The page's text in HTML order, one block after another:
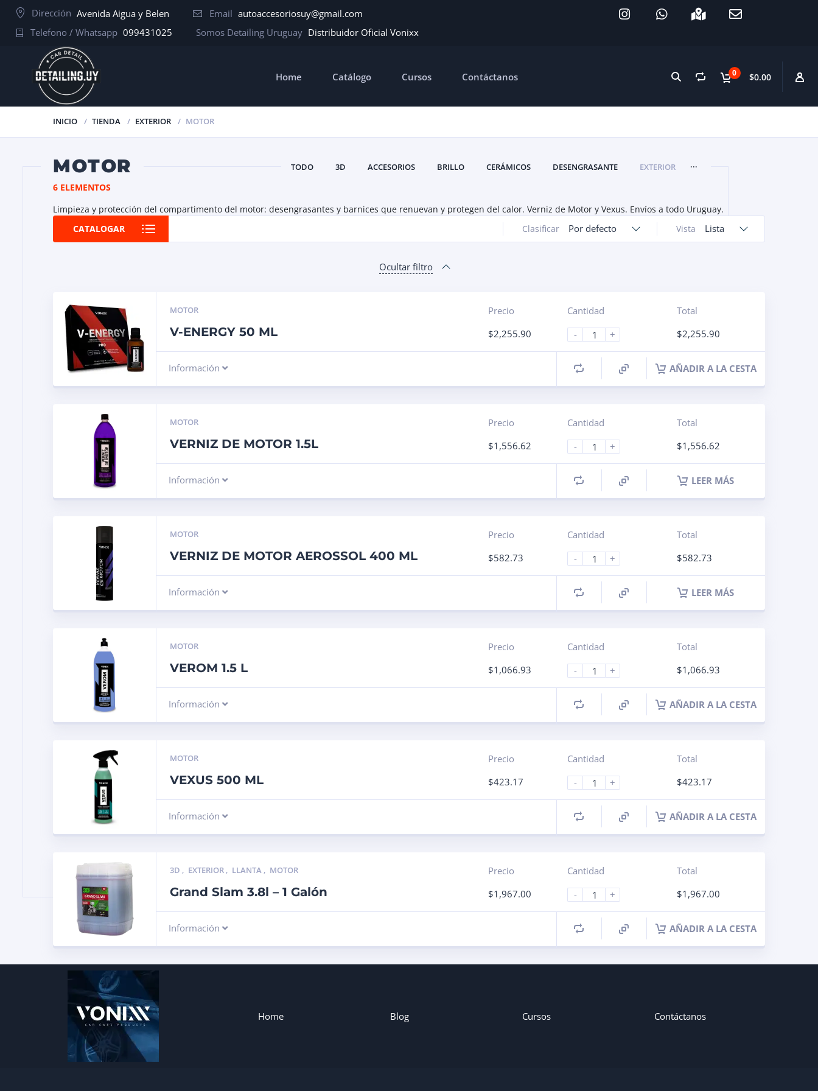
Dirección Avenida Aigua y Belen Email autoaccesoriosuy@gmail.com
Telefono / Whatsapp 099431025 Somos Detailing Uruguay Distribuidor Oficial Vonixx
0 $0.00
Home Catálogo Cursos Contáctanos
INICIO TIENDA EXTERIOR MOTOR
MOTOR TODO 3D ACCESORIOS BRILLO CERÁMICOS DESENGRASANTE EXTERIOR ...
6 ELEMENTOS
Limpieza y protección del compartimento del motor: desengrasantes y barnices que renuevan y protegen del calor. Verniz de Motor y Vexus. Envíos a todo Uruguay.
CATALOGAR
Vista Lista
Clasificar Por defecto
Ocultar filtro
MOTOR
V-ENERGY 50 ML
Precio
$2,255.90
Cantidad
-
+
Total
$2,255.90
Información AÑADIR A LA CESTA
MOTOR
VERNIZ DE MOTOR 1.5L
Precio
$1,556.62
Cantidad
-
+
Total
$1,556.62
Información LEER MÁS
MOTOR
VERNIZ DE MOTOR AEROSSOL 400 ML
Precio
$582.73
Cantidad
-
+
Total
$582.73
Información LEER MÁS
MOTOR
VEROM 1.5 L
Precio
$1,066.93
Cantidad
-
+
Total
$1,066.93
Información AÑADIR A LA CESTA
MOTOR
VEXUS 500 ML
Precio
$423.17
Cantidad
-
+
Total
$423.17
Información AÑADIR A LA CESTA
3D , EXTERIOR , LLANTA , MOTOR
Grand Slam 3.8l – 1 Galón
Precio
$1,967.00
Cantidad
-
+
Total
$1,967.00
Información AÑADIR A LA CESTA
Home Blog Cursos Contáctanos